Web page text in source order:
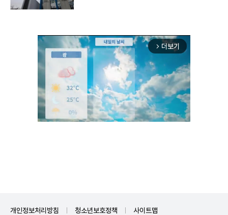
arrow_forward_ios 더보기
개인정보처리방침 청소년보호정책 사이트맵